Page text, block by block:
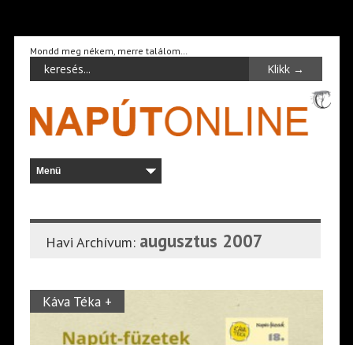
Mondd meg nékem, merre találom…
Havi Archívum: augusztus 2007
Káva Téka +